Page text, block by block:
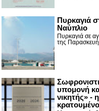
Πυρκαγιά
Ναύπλιο
Πυρκαγιά σε
της
υπομονή
νικητής» -